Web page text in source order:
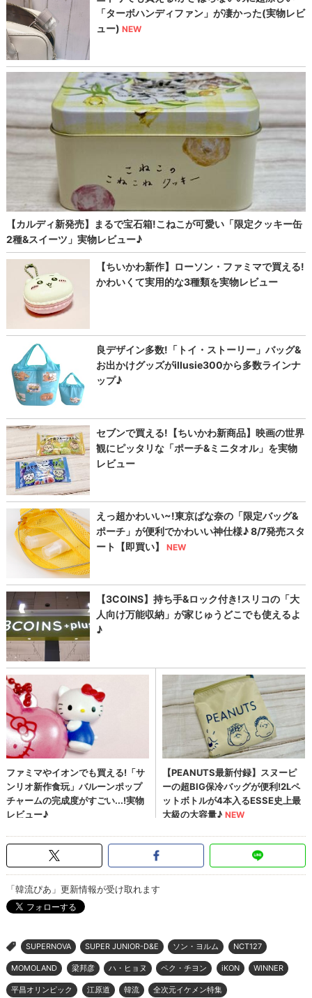
「韓流ぴあ」更新情報が受け取れます
> SUPERNOVA SUPER JUNIOR-D&E ソン・ヨルム NCT127
MOMOLAND 梁邦彦 ハ・ヒョヌ ペク・チヨン iKON WINNER
平昌オリンピック 江原道 韓流 全次元イケメン特集